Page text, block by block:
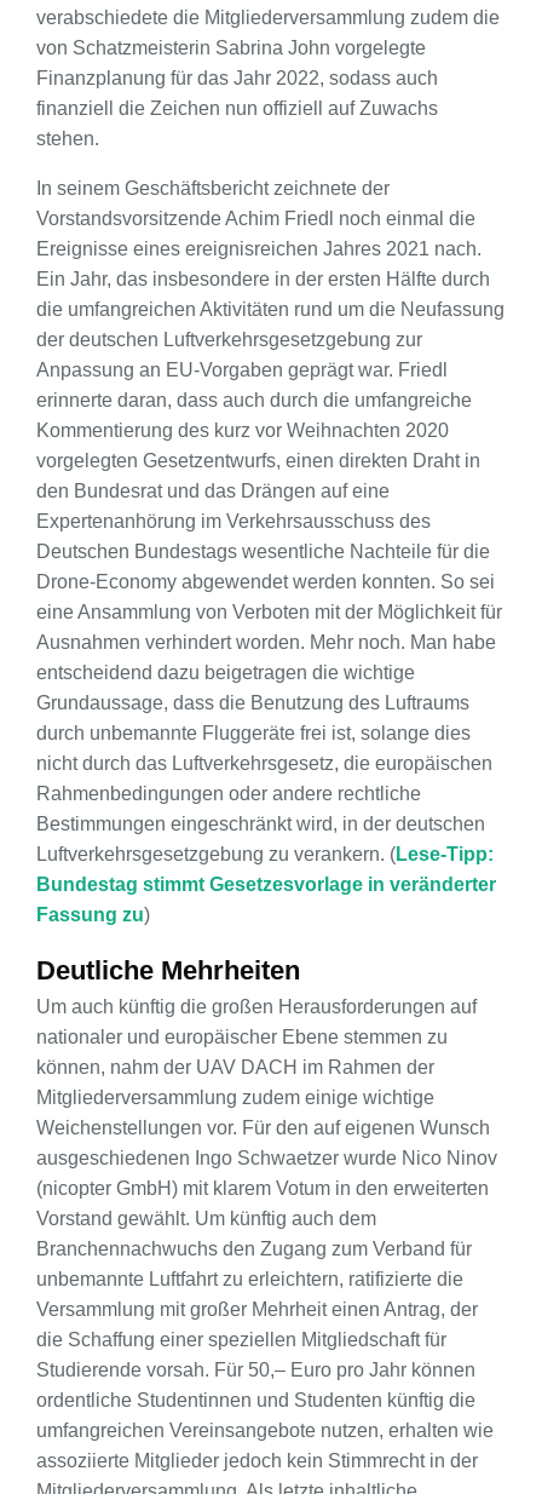
verabschiedete die Mitgliederversammlung zudem die
von Schatzmeisterin Sabrina John vorgelegte
Finanzplanung für das Jahr 2022, sodass auch
finanziell die Zeichen nun offiziell auf Zuwachs
stehen.
In seinem Geschäftsbericht zeichnete der
Vorstandsvorsitzende Achim Friedl noch einmal die
Ereignisse eines ereignisreichen Jahres 2021 nach.
Ein Jahr, das insbesondere in der ersten Hälfte durch
die umfangreichen Aktivitäten rund um die Neufassung
der deutschen Luftverkehrsgesetzgebung zur
Anpassung an EU-Vorgaben geprägt war. Friedl
erinnerte daran, dass auch durch die umfangreiche
Kommentierung des kurz vor Weihnachten 2020
vorgelegten Gesetzentwurfs, einen direkten Draht in
den Bundesrat und das Drängen auf eine
Expertenanhörung im Verkehrsausschuss des
Deutschen Bundestags wesentliche Nachteile für die
Drone-Economy abgewendet werden konnten. So sei
eine Ansammlung von Verboten mit der Möglichkeit für
Ausnahmen verhindert worden. Mehr noch. Man habe
entscheidend dazu beigetragen die wichtige
Grundaussage, dass die Benutzung des Luftraums
durch unbemannte Fluggeräte frei ist, solange dies
nicht durch das Luftverkehrsgesetz, die europäischen
Rahmenbedingungen oder andere rechtliche
Bestimmungen eingeschränkt wird, in der deutschen
Luftverkehrsgesetzgebung zu verankern. (Lese-Tipp:
Bundestag stimmt Gesetzesvorlage in veränderter
Fassung zu)
Deutliche Mehrheiten
Um auch künftig die großen Herausforderungen auf
nationaler und europäischer Ebene stemmen zu
können, nahm der UAV DACH im Rahmen der
Mitgliederversammlung zudem einige wichtige
Weichenstellungen vor. Für den auf eigenen Wunsch
ausgeschiedenen Ingo Schwaetzer wurde Nico Ninov
(nicopter GmbH) mit klarem Votum in den erweiterten
Vorstand gewählt. Um künftig auch dem
Branchennachwuchs den Zugang zum Verband für
unbemannte Luftfahrt zu erleichtern, ratifizierte die
Versammlung mit großer Mehrheit einen Antrag, der
die Schaffung einer speziellen Mitgliedschaft für
Studierende vorsah. Für 50,– Euro pro Jahr können
ordentliche Studentinnen und Studenten künftig die
umfangreichen Vereinsangebote nutzen, erhalten wie
assoziierte Mitglieder jedoch kein Stimmrecht in der